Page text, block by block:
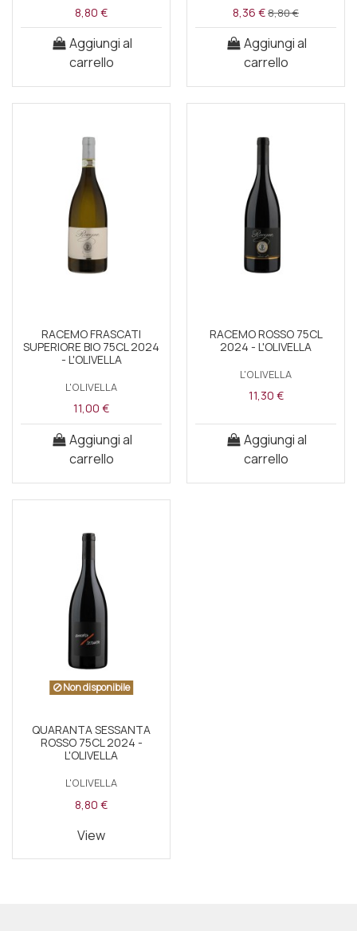
8,80 €
Aggiungi al
carrello
8,36 €8,80 €
Aggiungi al
carrello
RACEMO FRASCATI
SUPERIORE BIO 75CL 2024
- L'OLIVELLA
L'OLIVELLA
11,00 €
Aggiungi al
carrello
RACEMO ROSSO 75CL
2024 - L'OLIVELLA
L'OLIVELLA
11,30 €
Aggiungi al
carrello
Non disponibile
QUARANTA SESSANTA
ROSSO 75CL 2024 -
L'OLIVELLA
L'OLIVELLA
8,80 €
View